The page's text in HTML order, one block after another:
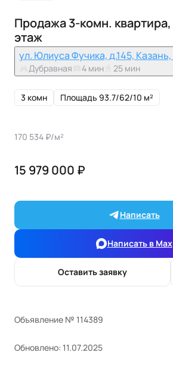
Продажа 3-комн.
этаж
ул. Юлиуса Фучика, д.145,
Дубравная 4 мин 25 мин
3 комн Площадь 93.7/62/10 м²
170 534 ₽/м²
15 979 000 ₽
Написать
Написать в Max
Оставить заявку
Объявление № 114389
Обновлено: 11.07.2025